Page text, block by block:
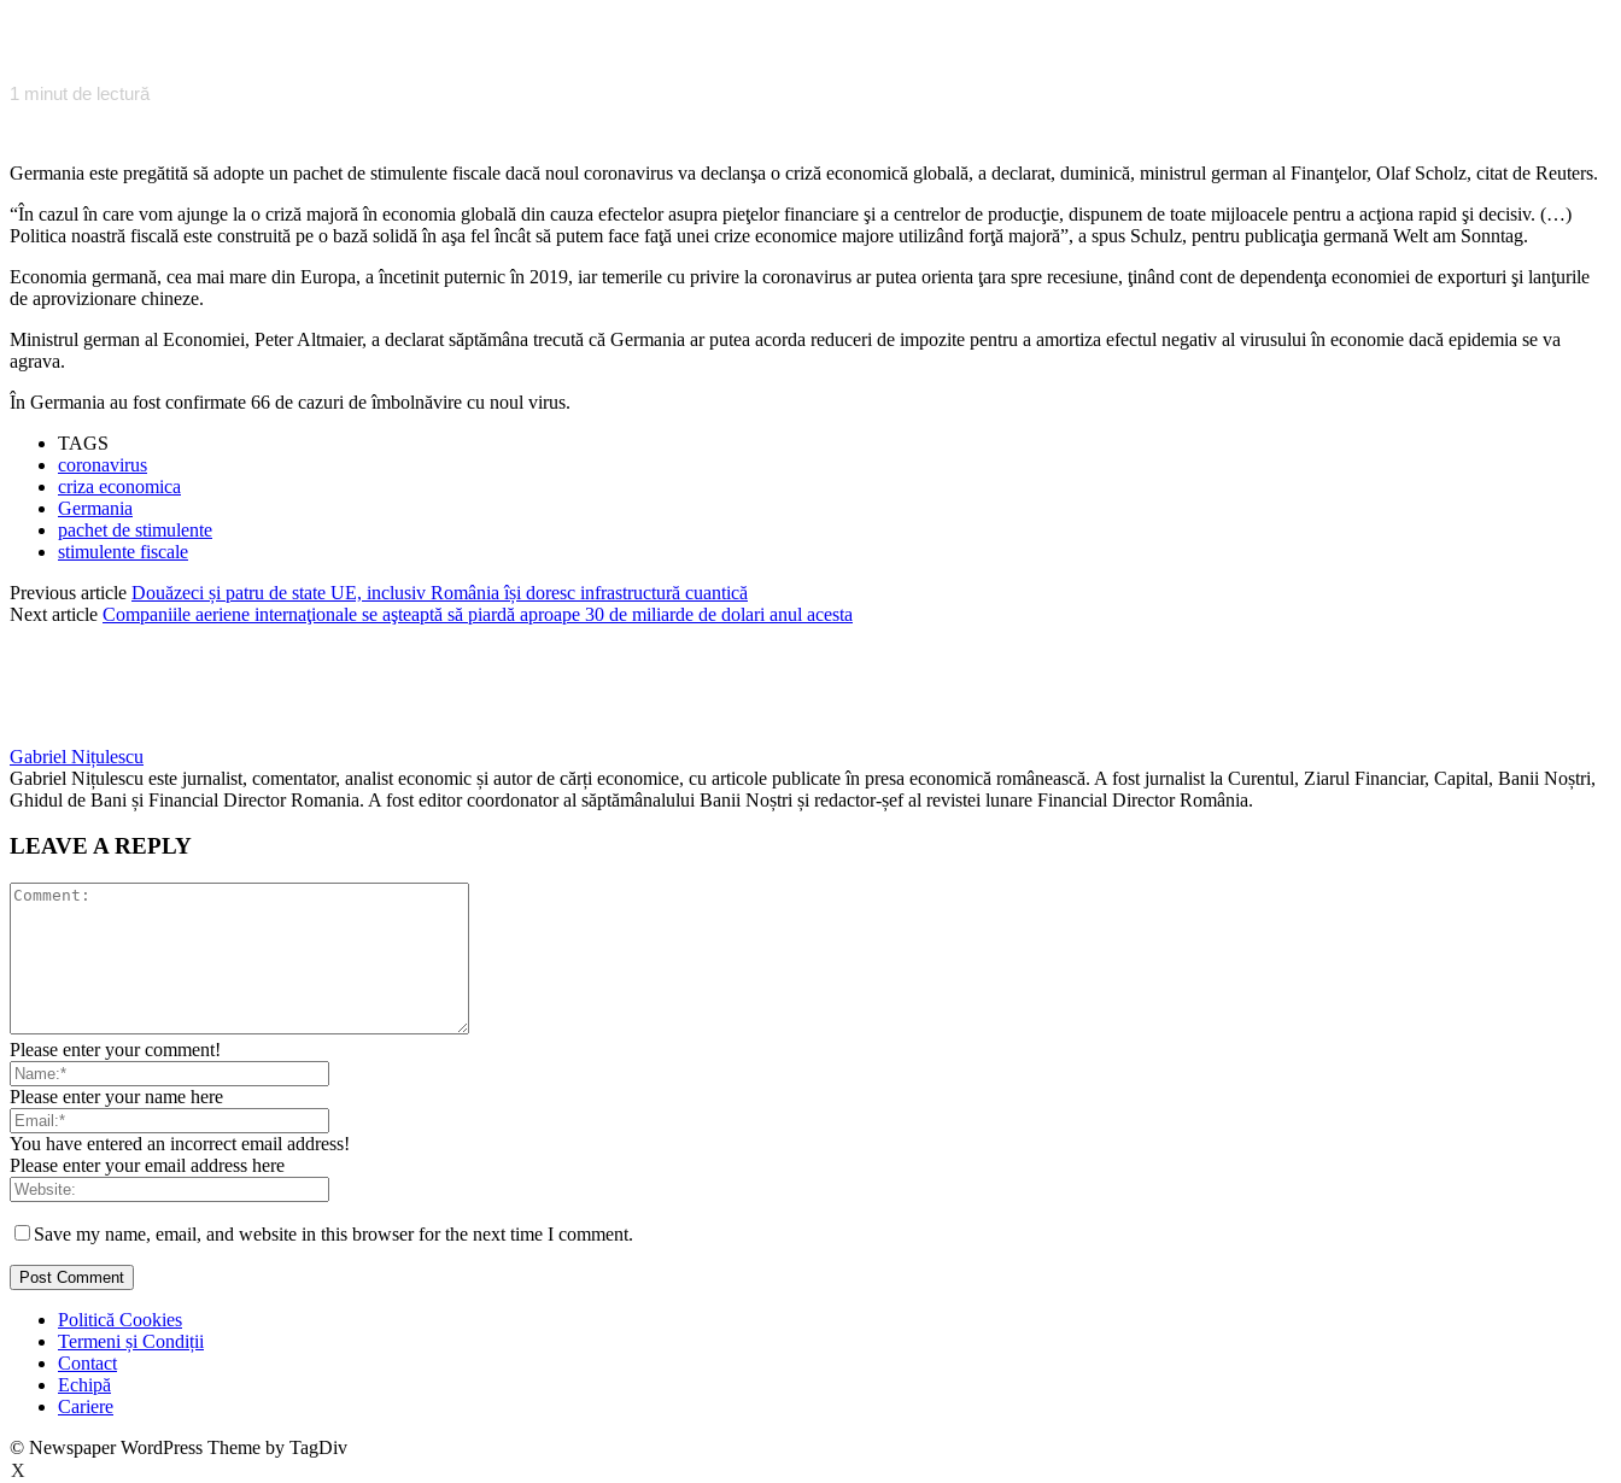
1 minut de lectură
Germania este pregătită să adopte un pachet de stimulente fiscale dacă noul coronavirus va declanşa o criză economică globală, a declarat, duminică, ministrul german al Finanţelor, Olaf Scholz, citat de Reuters.
“În cazul în care vom ajunge la o criză majoră în economia globală din cauza efectelor asupra pieţelor financiare şi a centrelor de producţie, dispunem de toate mijloacele pentru a acţiona rapid şi decisiv. (…)
Politica noastră fiscală este construită pe o bază solidă în aşa fel încât să putem face faţă unei crize economice majore utilizând forţă majoră”, a spus Schulz, pentru publicaţia germană Welt am Sonntag.
Economia germană, cea mai mare din Europa, a încetinit puternic în 2019, iar temerile cu privire la coronavirus ar putea orienta ţara spre recesiune, ţinând cont de dependenţa economiei de exporturi şi lanţurile
de aprovizionare chineze.
Ministrul german al Economiei, Peter Altmaier, a declarat săptămâna trecută că Germania ar putea acorda reduceri de impozite pentru a amortiza efectul negativ al virusului în economie dacă epidemia se va
agrava.
În Germania au fost confirmate 66 de cazuri de îmbolnăvire cu noul virus.
TAGS
coronavirus
criza economica
Germania
pachet de stimulente
stimulente fiscale
Previous article Douăzeci și patru de state UE, inclusiv România își doresc infrastructură cuantică
Next article Companiile aeriene internaţionale se aşteaptă să piardă aproape 30 de miliarde de dolari anul acesta
Gabriel Nițulescu
Gabriel Nițulescu este jurnalist, comentator, analist economic și autor de cărți economice, cu articole publicate în presa economică românească. A fost jurnalist la Curentul, Ziarul Financiar, Capital, Banii Noștri,
Ghidul de Bani și Financial Director Romania. A fost editor coordonator al săptămânalului Banii Noștri și redactor-șef al revistei lunare Financial Director România.
LEAVE A REPLY
Please enter your comment!
Please enter your name here
You have entered an incorrect email address!
Please enter your email address here
Save my name, email, and website in this browser for the next time I comment.
Politică Cookies
Termeni și Condiții
Contact
Echipă
Cariere
© Newspaper WordPress Theme by TagDiv
X